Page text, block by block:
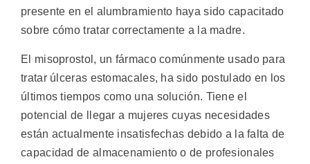
presente en el alumbramiento haya sido capacitado
sobre cómo tratar correctamente a la madre.
El misoprostol, un fármaco comúnmente usado para
tratar úlceras estomacales, ha sido postulado en los
últimos tiempos como una solución. Tiene el
potencial de llegar a mujeres cuyas necesidades
están actualmente insatisfechas debido a la falta de
capacidad de almacenamiento o de profesionales